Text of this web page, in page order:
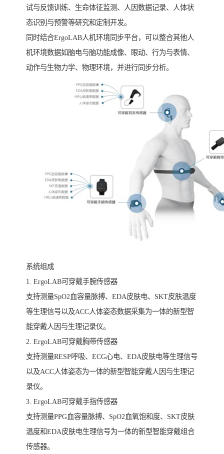
试与反馈训练、生命体征监测、人因数据记录、人体状
态识别与预警等研究和定制开发。
同时结合ErgoLAB人机环境同步平台，可以整合其他人
机环境数据如脑电与脑功能成像、眼动、行为与表情、
动作与生物力学、物理环境，并进行同步分析。
系统组成
1. ErgoLAB可穿戴手腕传感器
支持测量SpO2血容量脉搏、EDA皮肤电、SKT皮肤温度
等生理信号以及ACC人体姿态数据采集为一体的新型智
能穿戴人因与生理记录仪。
2. ErgoLAB可穿戴胸带传感器
支持测量RESP呼吸、ECG心电、EDA皮肤电等生理信号
以及ACC人体姿态为一体的新型智能穿戴人因与生理记
录仪。
3. ErgoLAB可穿戴手指传感器
支持测量PPG血容量脉搏、SpO2血氧饱和度、SKT皮肤
温度和EDA皮肤电生理信号为一体的新型智能穿戴组合
传感器。